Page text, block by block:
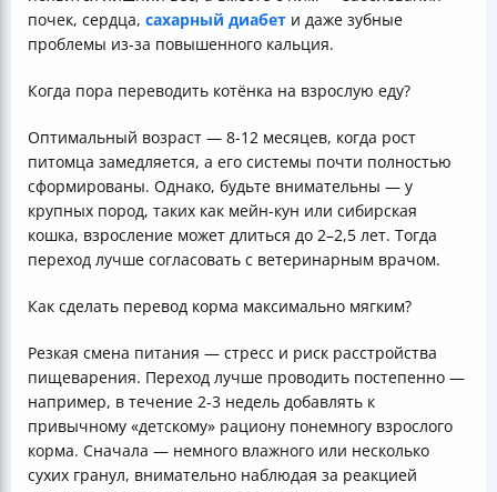
почек, сердца, сахарный диабет и даже зубные
проблемы из-за повышенного кальция.
Когда пора переводить котёнка на взрослую еду?
Оптимальный возраст — 8-12 месяцев, когда рост
питомца замедляется, а его системы почти полностью
сформированы. Однако, будьте внимательны — у
крупных пород, таких как мейн-кун или сибирская
кошка, взросление может длиться до 2–2,5 лет. Тогда
переход лучше согласовать с ветеринарным врачом.
Как сделать перевод корма максимально мягким?
Резкая смена питания — стресс и риск расстройства
пищеварения. Переход лучше проводить постепенно —
например, в течение 2-3 недель добавлять к
привычному «детскому» рациону понемногу взрослого
корма. Сначала — немного влажного или несколько
сухих гранул, внимательно наблюдая за реакцией